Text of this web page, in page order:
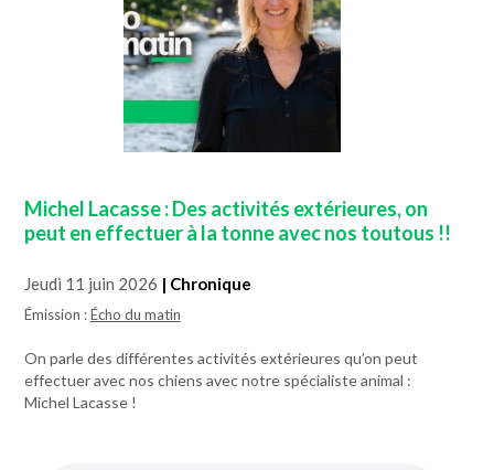
Michel Lacasse : Des activités extérieures, on
peut en effectuer à la tonne avec nos toutous !!
Jeudi 11 juin 2026 | Chronique
Émission :Écho du matin
On parle des différentes activités extérieures qu’on peut
effectuer avec nos chiens avec notre spécialiste animal :
Michel Lacasse !